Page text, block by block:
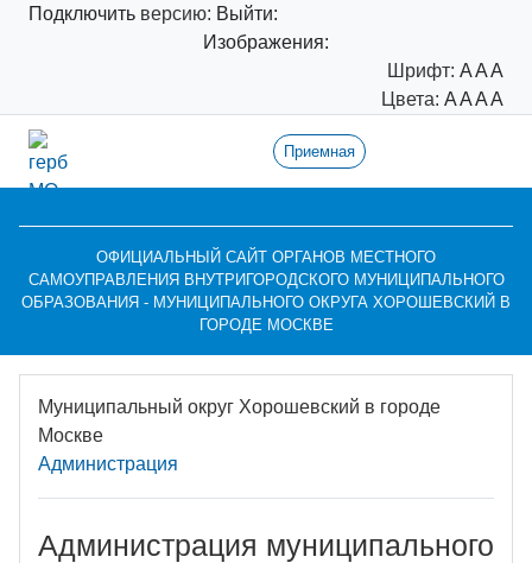
Подключить версию: Выйти:
Изображения:
Шрифт: AAA
Цвета: AAAA
Приемная
ОФИЦИАЛЬНЫЙ САЙТ ОРГАНОВ МЕСТНОГО
САМОУПРАВЛЕНИЯ ВНУТРИГОРОДСКОГО МУНИЦИПАЛЬНОГО
ОБРАЗОВАНИЯ - МУНИЦИПАЛЬНОГО ОКРУГА ХОРОШЕВСКИЙ В
ГОРОДЕ МОСКВЕ
Муниципальный округ Хорошевский в городе
Москве
Администрация
Администрация муниципального